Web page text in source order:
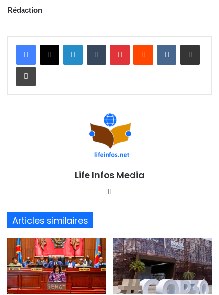
Rédaction
Life Infos Media
Articles similaires